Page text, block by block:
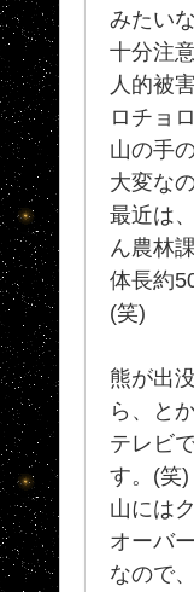
みたい
十分注
人的被
ロチョ
山の手
大変な
最近は
ん農林
体長約
(笑)
熊が出
ら、と
テレビ
す。(笑)
山には
オーバ
なので